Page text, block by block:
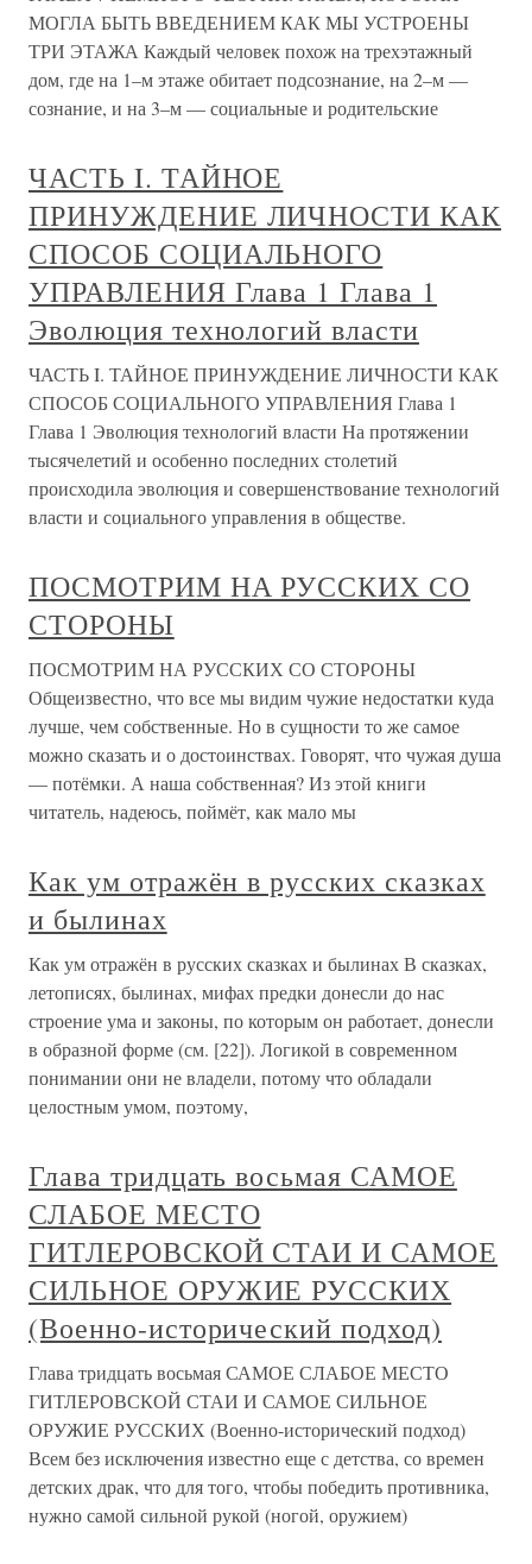
МОГЛА БЫТЬ ВВЕДЕНИЕМ КАК МЫ УСТРОЕНЫ
ТРИ ЭТАЖА Каждый человек похож на трехэтажный
дом, где на 1–м этаже обитает подсознание, на 2–м —
сознание, и на 3–м — социальные и родительские
ЧАСТЬ I. ТАЙНОЕ
ПРИНУЖДЕНИЕ ЛИЧНОСТИ КАК
СПОСОБ СОЦИАЛЬНОГО
УПРАВЛЕНИЯ Глава 1 Глава 1
Эволюция технологий власти
ЧАСТЬ I. ТАЙНОЕ ПРИНУЖДЕНИЕ ЛИЧНОСТИ КАК
СПОСОБ СОЦИАЛЬНОГО УПРАВЛЕНИЯ Глава 1
Глава 1 Эволюция технологий власти На протяжении
тысячелетий и особенно последних столетий
происходила эволюция и совершенствование технологий
власти и социального управления в обществе.
ПОСМОТРИМ НА РУССКИХ СО
СТОРОНЫ
ПОСМОТРИМ НА РУССКИХ СО СТОРОНЫ
Общеизвестно, что все мы видим чужие недостатки куда
лучше, чем собственные. Но в сущности то же самое
можно сказать и о достоинствах. Говорят, что чужая душа
— потёмки. А наша собственная? Из этой книги
читатель, надеюсь, поймёт, как мало мы
Как ум отражён в русских сказках
и былинах
Как ум отражён в русских сказках и былинах В сказках,
летописях, былинах, мифах предки донесли до нас
строение ума и законы, по которым он работает, донесли
в образной форме (см. [22]). Логикой в современном
понимании они не владели, потому что обладали
целостным умом, поэтому,
Глава тридцать восьмая САМОЕ
СЛАБОЕ МЕСТО
ГИТЛЕРОВСКОЙ СТАИ И САМОЕ
СИЛЬНОЕ ОРУЖИЕ РУССКИХ
(Военно-исторический подход)
Глава тридцать восьмая САМОЕ СЛАБОЕ МЕСТО
ГИТЛЕРОВСКОЙ СТАИ И САМОЕ СИЛЬНОЕ
ОРУЖИЕ РУССКИХ (Военно-исторический подход)
Всем без исключения известно еще с детства, со времен
детских драк, что для того, чтобы победить противника,
нужно самой сильной рукой (ногой, оружием)